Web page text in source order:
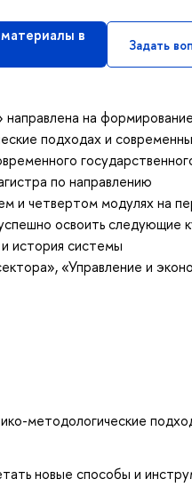
в
Задать
направлена на
подходах и
по направлению
и четвертом модулях на
освоить следующие
история системы
«Управление и
методологические
новые способы и